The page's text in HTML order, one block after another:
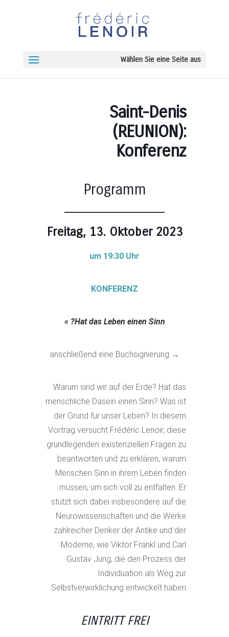
Wählen Sie eine Seite aus
Saint-Denis
(REUNION):
Konferenz
Programm
Freitag, 13. Oktober2023
um 19:30 Uhr
KONFERENZ
Hat das Leben einen Sinn?
»
→ anschließend eine Buchsignierung
Warum sind wir auf der Erde? Hat das
menschliche Dasein einen Sinn? Was ist
der Grund für unser Leben? In diesem
Vortrag versucht Frédéric Lenoir, diese
grundlegenden existenziellen Fragen zu
beantworten und zu erklären, warum
Menschen Sinn in ihrem Leben finden
müssen, um sich voll zu entfalten. Er
stützt sich dabei insbesondere auf die
Neurowissenschaften und die Werke
zahlreicher Denker der Antike und der
Moderne, wie Viktor Frankl und Carl
Gustav Jung, die den Prozess der
Individuation als Weg zur
Selbstverwirklichung entwickelt haben.
EINTRITT FREI